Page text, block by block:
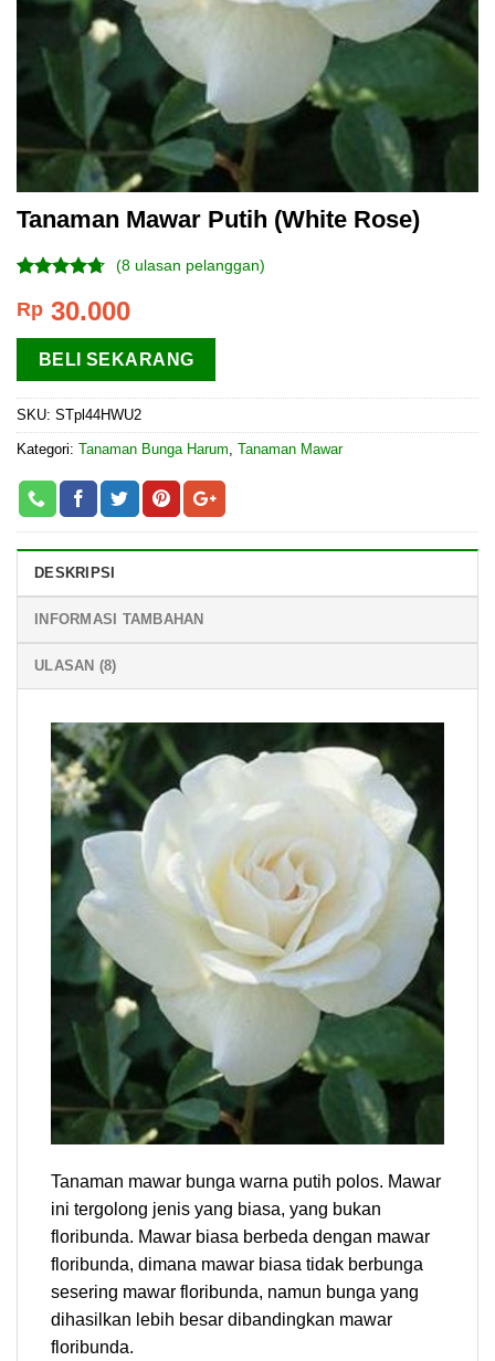
Tanaman Mawar Putih (White Rose)
4.38 dari
penilaian
pelanggan
(8 ulasan pelanggan)
Rp 30.000
BELI SEKARANG
SKU: STpl44HWU2
Kategori: Tanaman Bunga Harum, Tanaman Mawar
DESKRIPSI
INFORMASI TAMBAHAN
ULASAN (8)
Tanaman mawar bunga warna putih polos. Mawar
ini tergolong jenis yang biasa, yang bukan
floribunda. Mawar biasa berbeda dengan mawar
floribunda, dimana mawar biasa tidak berbunga
sesering mawar floribunda, namun bunga yang
dihasilkan lebih besar dibandingkan mawar
floribunda.